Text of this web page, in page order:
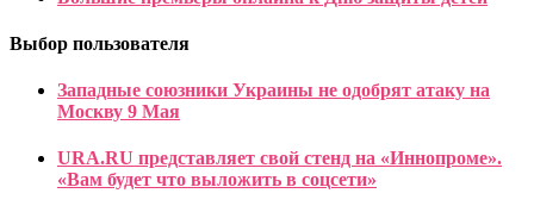
Выбор пользователя
Западные союзники Украины не одобрят атаку на
Москву 9 Мая
URA.RU представляет свой стенд на «Иннопроме».
«Вам будет что выложить в соцсети»